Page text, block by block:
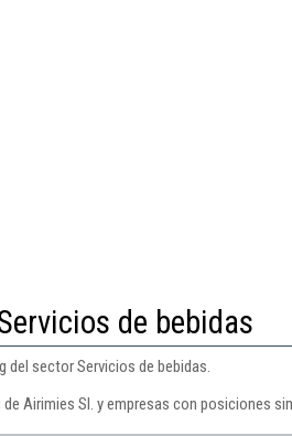
de bebidas
del sector Servicios de bebidas.
Airimies Sl. y empresas con posiciones